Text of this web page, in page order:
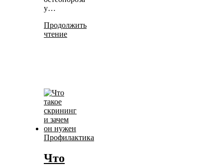
у…
Продолжить
чтение
Профилактика
Что